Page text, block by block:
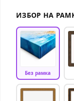
ИЗБОР НА
Без рамка